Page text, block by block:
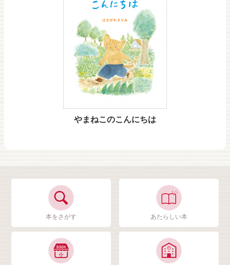
やまねこのこんにちは
本をさがす あたらしい本